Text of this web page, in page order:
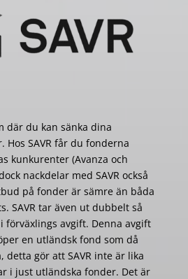
där du kan sänka dina
Hos SAVR får du fonderna
kunkurenter (Avanza och
nackdelar med SAVR också
på fonder är sämre än båda
SAVR tar även ut dubbelt så
förväxlings avgift. Denna avgift
en utländsk fond som då
detta gör att SAVR inte är lika
i just utländska fonder. Det är